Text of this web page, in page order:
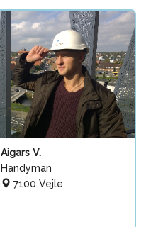
Aigars V.
Handyman
7100 Vejle